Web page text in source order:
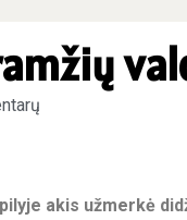
akis užmerkė